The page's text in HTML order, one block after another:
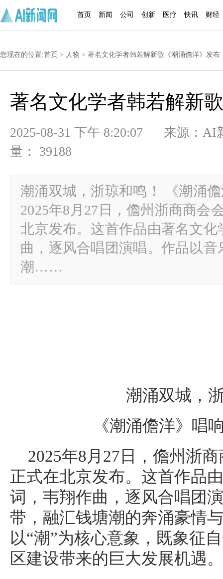
首页 新闻 公司 创新 医疗 快讯 财经
您现在的位置:首页 > 人物 > 著名文化学者韩若解新歌《潮涌儋洋》发布
著名文化学者韩若解新
2025-08-31 下午 8:20:07 来源：
量： 39188
潮涌双城，浙琼和鸣！ 《潮涌
2025年8月27日，儋州浙商商会
北京发布。这首作品由著名文
曲，逐风合唱团演唱。作品以
潮……
潮涌双城，
《潮涌儋洋》唱
2025年8月27日，儋州浙
正式在北京发布。这首作品
词，韦翔作曲，逐风合唱团
带，融汇钱塘潮的奔涌豪情
以“潮”为核心意象，既象征
区建设带来的巨大发展机遇。